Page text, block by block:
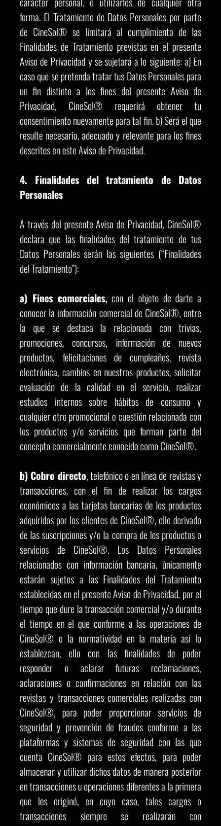
forma. El Tratamiento de Datos Personales por parte
de CineSol® se limitará al cumplimiento de las
Finalidades de Tratamiento previstas en el presente
Aviso de Privacidad y se sujetará a lo siguiente: a) En
caso que se pretenda tratar tus Datos Personales para
un fin distinto a los fines del presente Aviso de
Privacidad, CineSol® requerirá obtener tu
consentimiento nuevamente para tal fin. b) Será el que
resulte necesario, adecuado y relevante para los fines
descritos en este Aviso de Privacidad.
4. Finalidades del tratamiento de Datos
Personales
A través del presente Aviso de Privacidad, CineSol®
declara que las finalidades del tratamiento de tus
Datos Personales serán las siguientes (“Finalidades
del Tratamiento”):
a) Fines comerciales, con el objeto de darte a
conocer la información comercial de CineSol®, entre
la que se destaca la relacionada con trivias,
promociones, concursos, información de nuevos
productos, felicitaciones de cumpleaños, revista
electrónica, cambios en nuestros productos, solicitar
evaluación de la calidad en el servicio, realizar
estudios internos sobre hábitos de consumo y
cualquier otro promocional o cuestión relacionada con
los productos y/o servicios que forman parte del
concepto comercialmente conocido como CineSol®.
b) Cobro directo, telefónico o en línea de revistas y
transacciones, con el fin de realizar los cargos
económicos a las tarjetas bancarias de los productos
adquiridos por los clientes de CineSol®, ello derivado
de las suscripciones y/o la compra de los productos o
servicios de CineSol®. Los Datos Personales
relacionados con información bancaria, únicamente
estarán sujetos a las Finalidades del Tratamiento
establecidas en el presente Aviso de Privacidad, por el
tiempo que dure la transacción comercial y/o durante
el tiempo en el que conforme a las operaciones de
CineSol® o la normatividad en la materia así lo
establezcan, ello con las finalidades de poder
responder o aclarar futuras reclamaciones,
aclaraciones o confirmaciones en relación con las
revistas y transacciones comerciales realizadas con
CineSol®, para poder proporcionar servicios de
seguridad y prevención de fraudes conforme a las
plataformas y sistemas de seguridad con las que
cuenta CineSol® para estos efectos, para poder
almacenar y utilizar dichos datos de manera posterior
en transacciones u operaciones diferentes a la primera
que los originó, en cuyo caso, tales cargos o
transacciones siempre se realizarán con